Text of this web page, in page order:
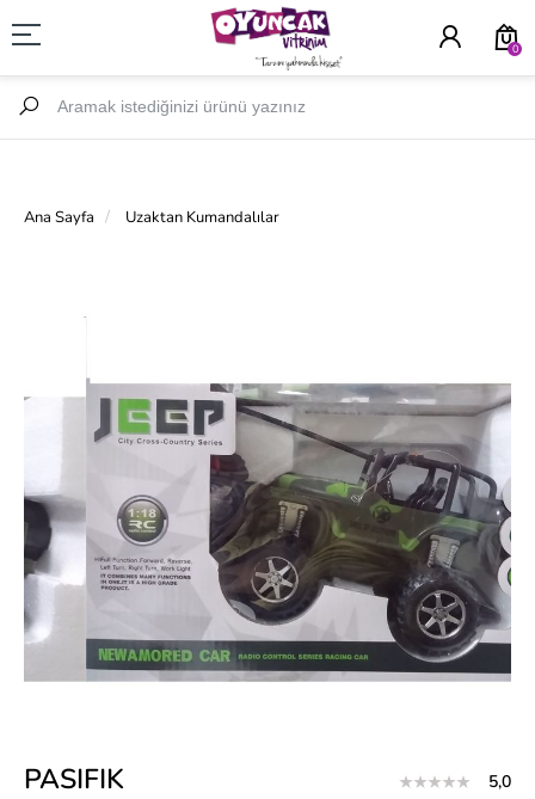
0
Ana Sayfa Uzaktan Kumandalılar
PASIFIK 5,0